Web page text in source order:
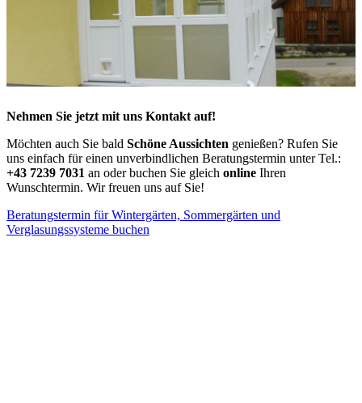
Nehmen Sie jetzt mit uns Kontakt auf!
Möchten auch Sie bald Schöne Aussichten genießen? Rufen Sie
uns einfach für einen unverbindlichen Beratungstermin unter Tel.:
+43 7239 7031 an oder buchen Sie gleich online Ihren
Wunschtermin. Wir freuen uns auf Sie!
Beratungstermin für Wintergärten, Sommergärten und
Verglasungssysteme buchen